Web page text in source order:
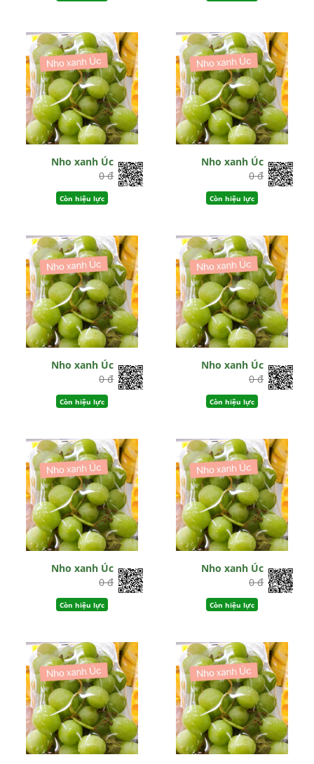
Nho xanh Úc
0 đ
Còn hiệu lực
Nho xanh Úc
0 đ
Còn hiệu lực
Nho xanh Úc
0 đ
Còn hiệu lực
Nho xanh Úc
0 đ
Còn hiệu lực
Nho xanh Úc
0 đ
Còn hiệu lực
Nho xanh Úc
0 đ
Còn hiệu lực